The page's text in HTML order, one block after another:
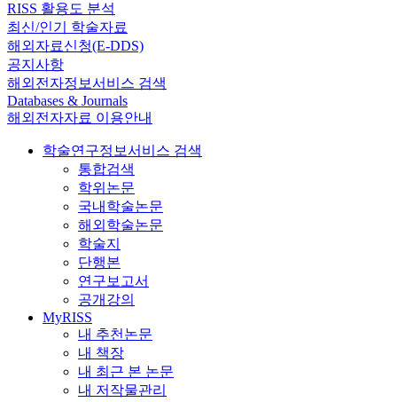
RISS 활용도 분석
최신/인기 학술자료
해외자료신청(E-DDS)
공지사항
해외전자정보서비스 검색
Databases & Journals
해외전자자료 이용안내
학술연구정보서비스 검색
통합검색
학위논문
국내학술논문
해외학술논문
학술지
단행본
연구보고서
공개강의
MyRISS
내 추천논문
내 책장
내 최근 본 논문
내 저작물관리